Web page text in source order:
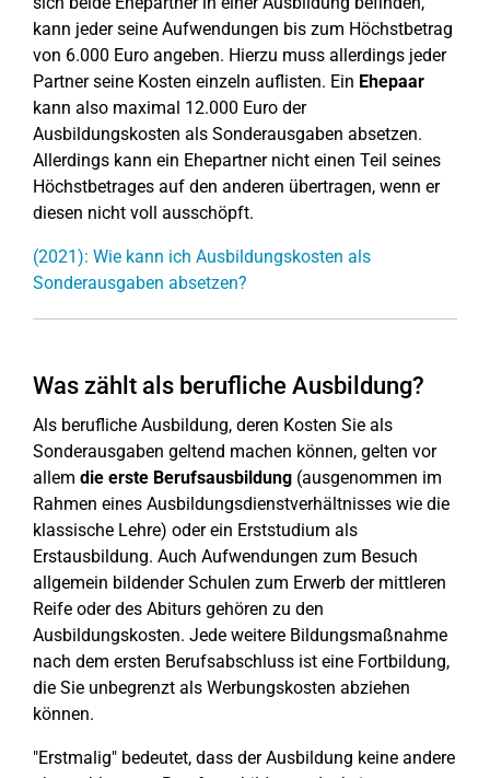
kann jeder seine Aufwendungen bis zum Höchstbetrag
von 6.000 Euro angeben. Hierzu muss allerdings jeder
Partner seine Kosten einzeln auflisten. Ein Ehepaar
kann also maximal 12.000 Euro der
Ausbildungskosten als Sonderausgaben absetzen.
Allerdings kann ein Ehepartner nicht einen Teil seines
Höchstbetrages auf den anderen übertragen, wenn er
diesen nicht voll ausschöpft.
(2021): Wie kann ich Ausbildungskosten als
Sonderausgaben absetzen?
Was zählt als berufliche Ausbildung?
Als berufliche Ausbildung, deren Kosten Sie als
Sonderausgaben geltend machen können, gelten vor
allem die erste Berufsausbildung (ausgenommen im
Rahmen eines Ausbildungsdienstverhältnisses wie die
klassische Lehre) oder ein Erststudium als
Erstausbildung. Auch Aufwendungen zum Besuch
allgemein bildender Schulen zum Erwerb der mittleren
Reife oder des Abiturs gehören zu den
Ausbildungskosten. Jede weitere Bildungsmaßnahme
nach dem ersten Berufsabschluss ist eine Fortbildung,
die Sie unbegrenzt als Werbungskosten abziehen
können.
"Erstmalig" bedeutet, dass der Ausbildung keine andere